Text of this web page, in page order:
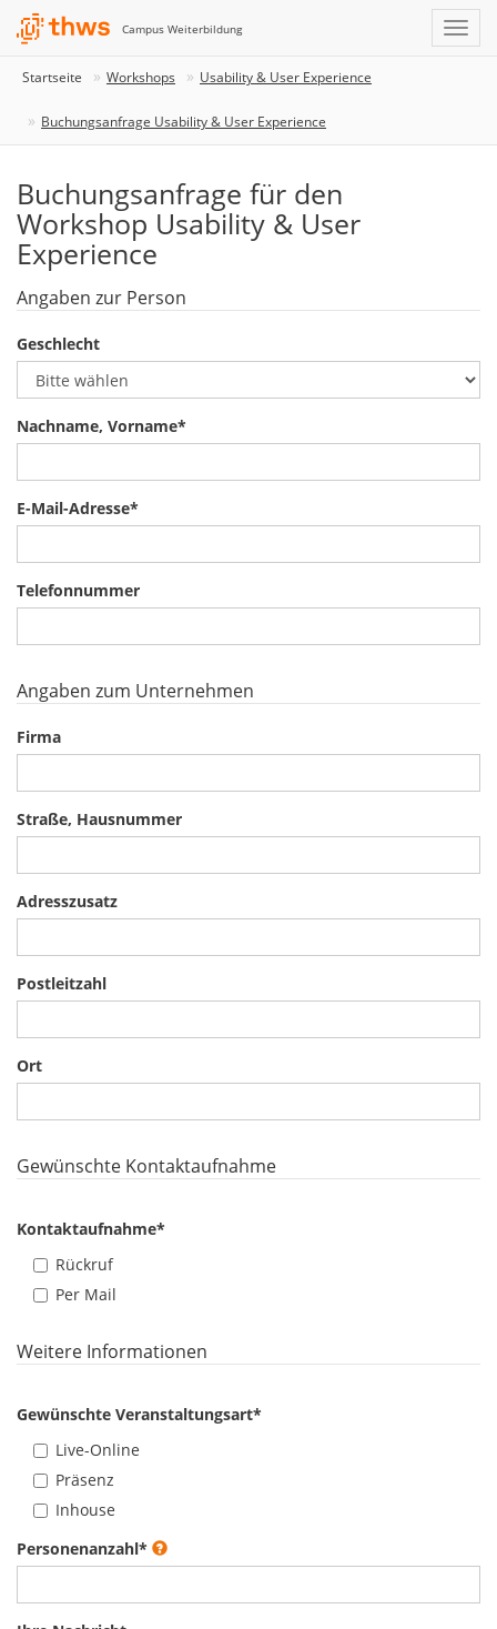
Campus Weiterbildung
Startseite Workshops Usability & User Experience
Buchungsanfrage Usability & User Experience
Buchungsanfrage für den
Workshop Usability & User
Experience
Angaben zur Person
Geschlecht
Nachname, Vorname*
E-Mail-Adresse*
Telefonnummer
Angaben zum Unternehmen
Firma
Straße, Hausnummer
Adresszusatz
Postleitzahl
Ort
Gewünschte Kontaktaufnahme
Kontaktaufnahme*
Rückruf
Per Mail
Weitere Informationen
Gewünschte Veranstaltungsart*
Live-Online
Präsenz
Inhouse
Personenanzahl*